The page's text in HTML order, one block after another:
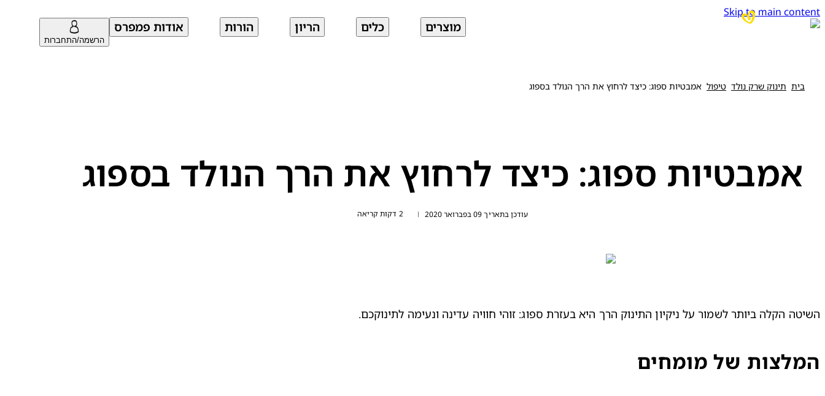
Skip to main content
מוצרים כלים הריון הורות אודות פמפרס
הרשמה/התחברות
בית תינוק שרק נולד טיפול אמבטיות ספוג: כיצד לרחוץ את הרך הנולד בספוג
אמבטיות ספוג: כיצד לרחוץ את הרך הנולד בספוג
עודכן בתאריך 09 בפברואר 2020 | 2 דקות קריאה
השיטה הקלה ביותר לשמור על ניקיון התינוק הרך היא בעזרת ספוג: זוהי חוויה עדינה ונעימה לתינוקכם.
המלצות של מומחים